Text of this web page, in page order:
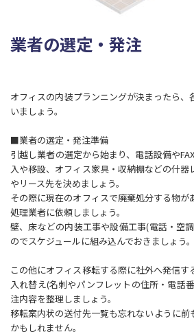
業者の選定・発注
オフィスの内装プランニングが決まったら
いましょう。
■業者の選定・発注準備
引越し業者の選定から始まり、電話設備や
入や移設、オフィス家具・収納棚などの什
やリース先を決めましょう。
その際に現在のオフィスで廃棄処分する物
処理業者に依頼しましょう。
壁、床などの内装工事や設備工事(電話・空
のでスケジュールに組み込んでおきましょう。
この他にオフィス移転する際に社外へ発信
入れ替え(名刺やパンフレットの住所・電話
注内容を整理しましょう。
移転案内状の送付先一覧も忘れないように前
かもしれません。